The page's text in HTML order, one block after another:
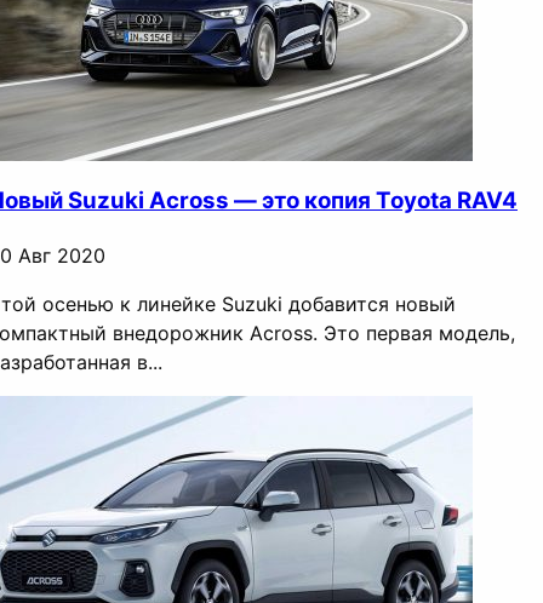
Suzuki Across — это копия Toyota RAV4
Авг 2020
осенью к линейке Suzuki добавится новый
внедорожник Across. Это первая модель,
в...